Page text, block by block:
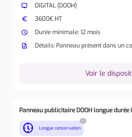
tv
DIGITAL (DOOH)
euro
3600€ HT
watch_later
Durée minimale: 12 mois
description
Détails: Panneau présent dans un
Voir le
Panneau publicitaire DOOH longue durée
nest_clock_farsight_analog Longue conservation
?